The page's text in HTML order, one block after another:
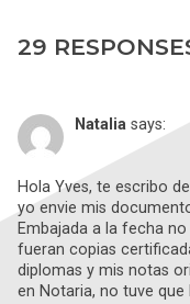
29
Natalia says:
Hola Yves, te escribo
yo envie mis
Embajada a la fecha
fueran copias
diplomas y mis notas
en Notaria, no tuve